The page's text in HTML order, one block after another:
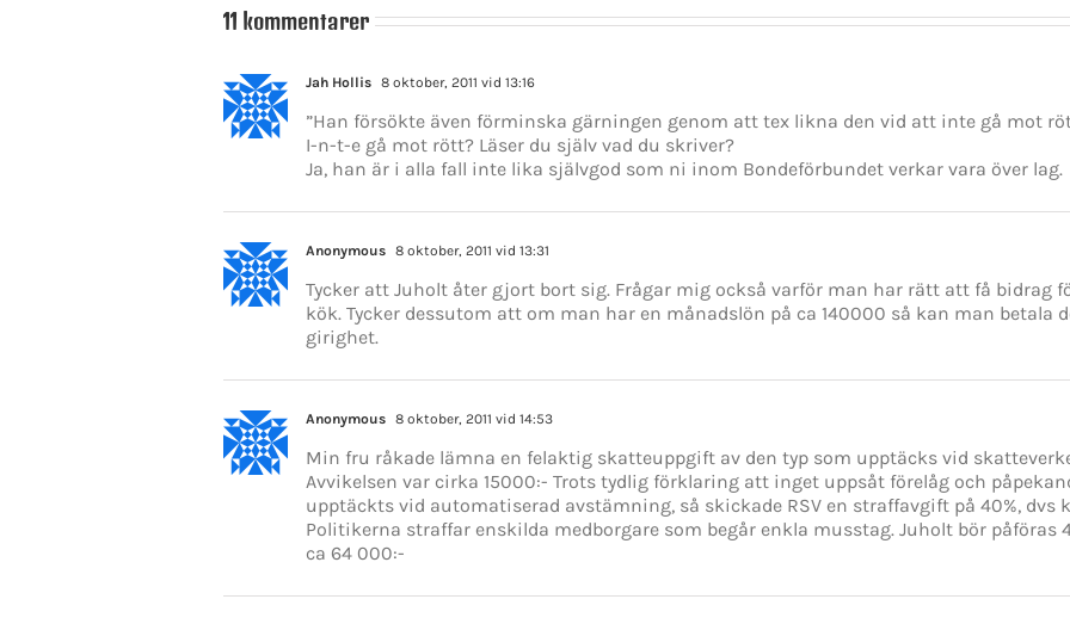
11 kommentarer
Jah Hollis 8 oktober, 2011 vid 13:16
”Han försökte även förminska gärningen genom att tex likna den vid att inte gå mot
I-n-t-e gå mot rött? Läser du själv vad du skriver?
Ja, han är i alla fall inte lika självgod som ni inom Bondeförbundet verkar vara över lag.
Anonymous 8 oktober, 2011 vid 13:31
Tycker att Juholt åter gjort bort sig. Frågar mig också varför man har rätt att få bidrag
kök. Tycker dessutom att om man har en månadslön på ca 140000 så kan man betala
girighet.
Anonymous 8 oktober, 2011 vid 14:53
Min fru råkade lämna en felaktig skatteuppgift av den typ som upptäcks vid
Avvikelsen var cirka 15000:- Trots tydlig förklaring att inget uppsåt förelåg och
upptäckts vid automatiserad avstämning, så skickade RSV en straffavgift på 40%, dvs
Politikerna straffar enskilda medborgare som begår enkla musstag. Juholt bör påföras
ca 64 000:-